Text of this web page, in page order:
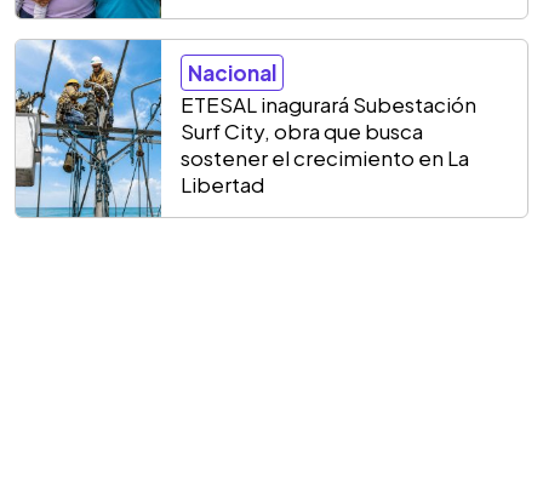
Nacional
ETESAL inagurará Subestación
Surf City, obra que busca
sostener el crecimiento en La
Libertad